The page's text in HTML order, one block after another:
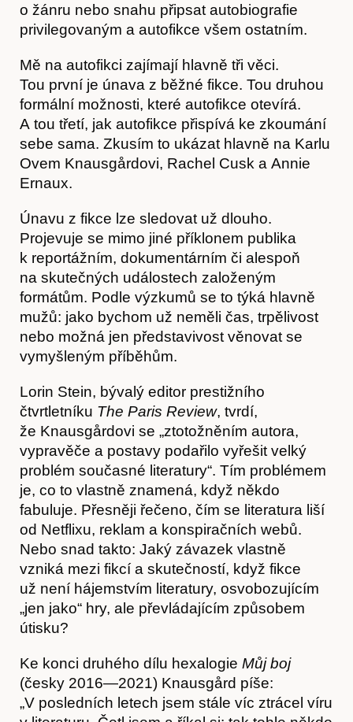
Články
o žánru nebo snahu připsat autobiografie
privilegovaným a autofikce všem ostatním.
Mě na autofikci zajímají hlavně tři věci.
Tou první je únava z běžné fikce. Tou druhou
formální možnosti, které autofikce otevírá.
A tou třetí, jak autofikce přispívá ke zkoumání
sebe sama. Zkusím to ukázat hlavně na Karlu
Ovem Knausgårdovi, Rachel Cusk a Annie
Ernaux.
Únavu z fikce lze sledovat už dlouho.
Projevuje se mimo jiné příklonem publika
k reportážním, dokumentárním či alespoň
na skutečných událostech založeným
formátům. Podle výzkumů se to týká hlavně
mužů: jako bychom už neměli čas, trpělivost
nebo možná jen představivost věnovat se
vymyšleným příběhům.
Lorin Stein, bývalý editor prestižního
čtvrtletníku The Paris Review, tvrdí,
že Knausgårdovi se „ztotožněním autora,
vypravěče a postavy podařilo vyřešit velký
problém současné literatury“. Tím problémem
je, co to vlastně znamená, když někdo
fabuluje. Přesněji řečeno, čím se literatura liší
od Netflixu, reklam a konspiračních webů.
Nebo snad takto: Jaký závazek vlastně
vzniká mezi fikcí a skutečností, když fikce
už není hájemstvím literatury, osvobozujícím
„jen jako“ hry, ale převládajícím způsobem
útisku?
Ke konci druhého dílu hexalogie Můj boj
(česky 2016—2021) Knausgård píše:
„V posledních letech jsem stále víc ztrácel víru